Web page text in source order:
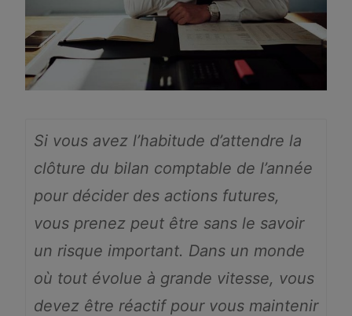
Si vous avez l’habitude d’attendre la
clôture du bilan comptable de l’année
pour décider des actions futures,
vous prenez peut être sans le savoir
un risque important. Dans un monde
où tout évolue à grande vitesse, vous
devez être réactif pour vous maintenir